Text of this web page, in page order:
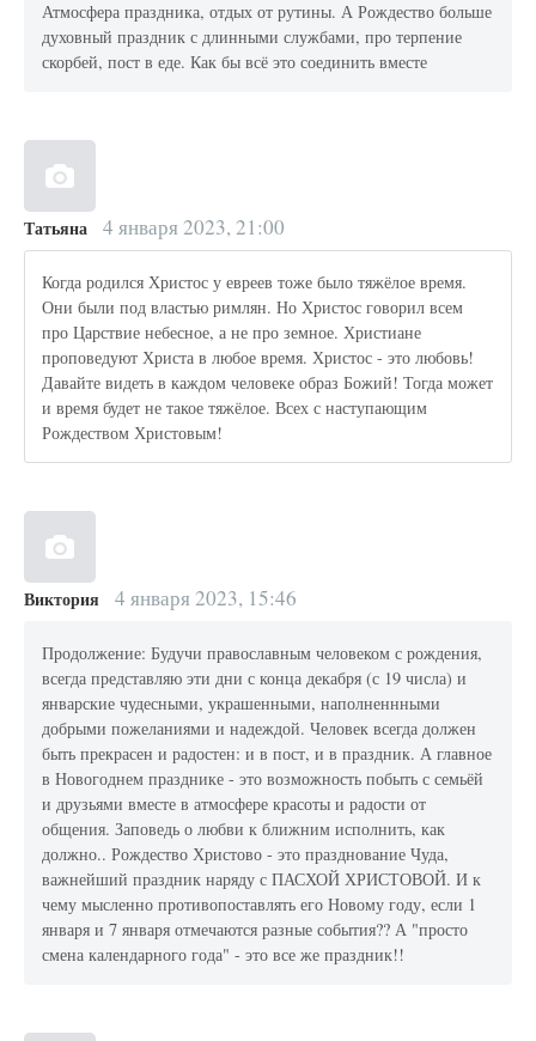
Атмосфера праздника, отдых от рутины. А Рождество больше
духовный праздник с длинными службами, про терпение
скорбей, пост в еде. Как бы всё это соединить вместе
Татьяна 4 января 2023, 21:00
Когда родился Христос у евреев тоже было тяжёлое время.
Они были под властью римлян. Но Христос говорил всем
про Царствие небесное, а не про земное. Христиане
проповедуют Христа в любое время. Христос - это любовь!
Давайте видеть в каждом человеке образ Божий! Тогда может
и время будет не такое тяжёлое. Всех с наступающим
Рождеством Христовым!
Виктория 4 января 2023, 15:46
Продолжение: Будучи православным человеком с рождения,
всегда представляю эти дни с конца декабря (с 19 числа) и
январские чудесными, украшенными, наполненнными
добрыми пожеланиями и надеждой. Человек всегда должен
быть прекрасен и радостен: и в пост, и в праздник. А главное
в Новогоднем празднике - это возможность побыть с семьёй
и друзьями вместе в атмосфере красоты и радости от
общения. Заповедь о любви к ближним исполнить, как
должно.. Рождество Христово - это празднование Чуда,
важнейший праздник наряду с ПАСХОЙ ХРИСТОВОЙ. И к
чему мысленно противопоставлять его Новому году, если 1
января и 7 января отмечаются разные события?? А "просто
смена календарного года" - это все же праздник!!